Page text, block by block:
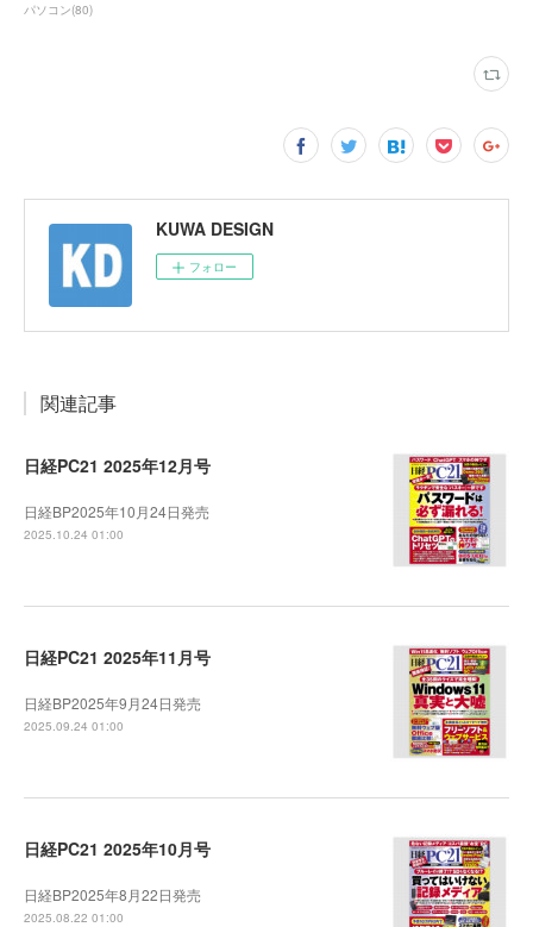
パソコン(80)
KUWA DESIGN
フォロー
関連記事
日経PC21 2025年12月号
日経BP2025年10月24日発売
2025.10.24 01:00
日経PC21 2025年11月号
日経BP2025年9月24日発売
2025.09.24 01:00
日経PC21 2025年10月号
日経BP2025年8月22日発売
2025.08.22 01:00